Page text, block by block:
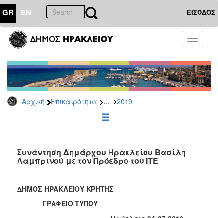
GR EN ΕΙΣΟΔΟΣ
Toggle
Αρχική Επικαιρότητα ... 2019
ΕΠΙΚΑΙΡΟΤΗΤΑ
Τύπου
Αρχείο
2026
2025
2022
2021
2019
2018
Συνάντηση Δημάρχου Ηρακλείου Βασίλη
Λαμπρινού με τον Πρόεδρο του ΙΤΕ
ΔΗΜΟΣ ΗΡΑΚΛΕΙΟΥ ΚΡΗΤΗΣ
ΓΡΑΦΕΙΟ ΤΥΠΟΥ